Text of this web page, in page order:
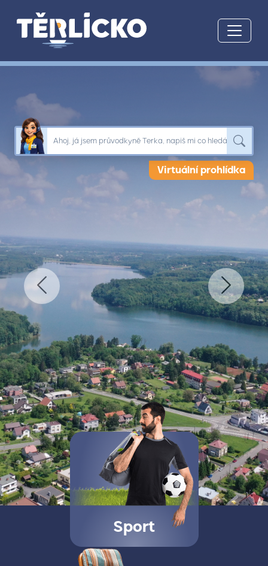
Previous
Ahoj, já jsem průvodkyně Terka, napiš mi co hledáš....
Virtuální prohlídka
Sport